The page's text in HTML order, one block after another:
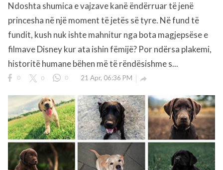
Ndoshta shumica e vajzave kanë ëndërruar të jenë
princesha në një moment të jetës së tyre. Në fund të
fundit, kush nuk ishte mahnitur nga bota magjepsëse e
filmave Disney kur ata ishin fëmijë? Por ndërsa plakemi,
historitë humane bëhen më të rëndësishme s...
0 0 0 21 Apr, 06:36 PM 